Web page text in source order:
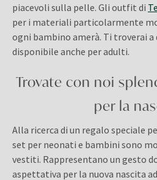
piacevoli sulla pelle. Gli outfit di
per i materiali particolarmente
ogni bambino amerà. Ti troverai a
disponibile anche per adulti.
Trovate con noi
per la
Alla ricerca di un regalo speciale
set per neonati e bambini sono
vestiti. Rappresentano un gesto
aspettativa per la nuova nascita